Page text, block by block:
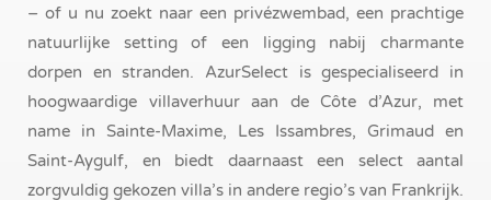
– of u nu zoekt naar een privézwembad, een prachtige
natuurlijke setting of een ligging nabij charmante
dorpen en stranden. AzurSelect is gespecialiseerd in
hoogwaardige villaverhuur aan de Côte d’Azur, met
name in Sainte-Maxime, Les Issambres, Grimaud en
Saint-Aygulf, en biedt daarnaast een select aantal
zorgvuldig gekozen villa’s in andere regio’s van Frankrijk.